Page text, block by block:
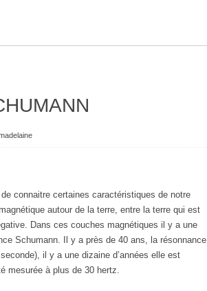
connaitre certaines caractéristiques de notre
autour de la terre, entre la terre qui est
Dans ces couches magnétiques il y a une
Schumann. Il y a près de 40 ans, la résonnance
il y a une dizaine d’années elle est
mesurée à plus de 30 hertz.